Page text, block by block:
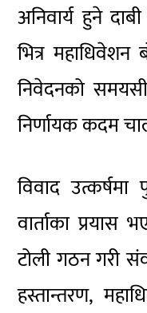
अनिवार्य हुने
भित्र महाधिवेशन
निवेदनको
निर्णायक कदम
विवाद उत्कर्षमा
वार्ताका प्रयास
टोली गठन गरी
हस्तान्तरण,